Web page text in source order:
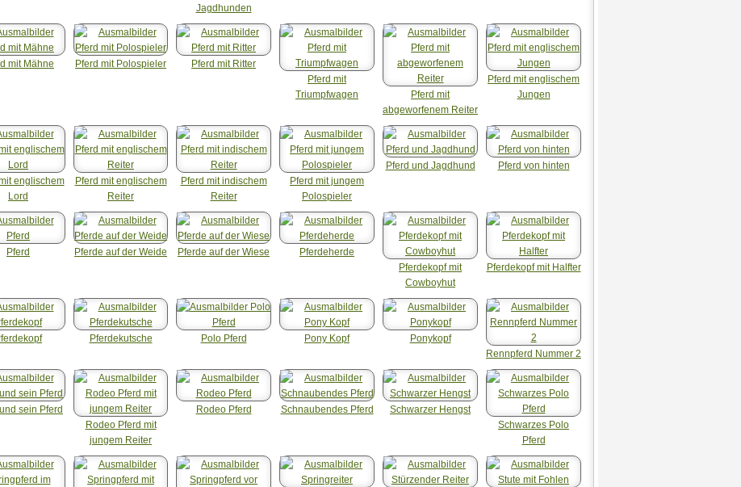
Jagdhunden
mit Mähne Pferd mit Polospieler
Pferd mit Ritter
Pferd mit
Triumpfwagen
Pferd mit
abgeworfenem Reiter
Pferd mit englischem
Jungen
englischem
Lord
Pferd mit englischem
Reiter
Pferd mit indischem
Reiter
Pferd mit jungem
Polospieler
Pferd und Jagdhund Pferd von hinten
Pferd Pferde auf der Weide Pferde auf der Wiese
Pferdeherde
Pferdekopf mit
Cowboyhut
Pferdekopf mit Halfter
Pferdekutsche Polo Pferd Pony Kopf
Ponykopf
Rennpferd Nummer 2
sein Pferd
Rodeo Pferd mit
jungem Reiter
Rodeo Pferd Schnaubendes Pferd
Schwarzer Hengst
Schwarzes Polo
Pferd